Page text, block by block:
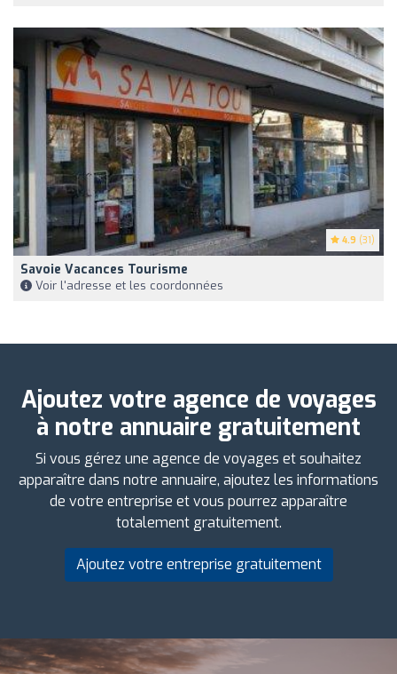
4.9 (31)
Savoie Vacances Tourisme
Voir l'adresse et les coordonnées
Ajoutez votre agence de voyages
à notre annuaire gratuitement
Si vous gérez une agence de voyages et souhaitez
apparaître dans notre annuaire, ajoutez les informations
de votre entreprise et vous pourrez apparaître
totalement gratuitement.
Ajoutez votre entreprise gratuitement